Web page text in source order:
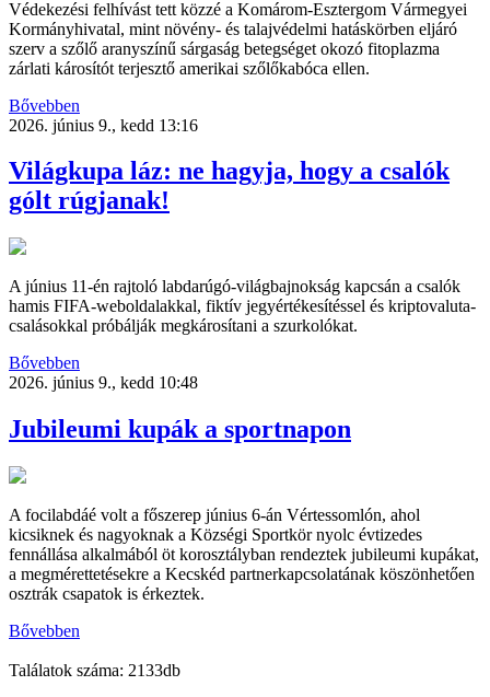
Védekezési felhívást tett közzé a Komárom-Esztergom Vármegyei
Kormányhivatal, mint növény- és talajvédelmi hatáskörben eljáró
szerv a szőlő aranyszínű sárgaság betegséget okozó fitoplazma
zárlati károsítót terjesztő amerikai szőlőkabóca ellen.
Bővebben
2026. június 9., kedd 13:16
Világkupa láz: ne hagyja, hogy a csalók
gólt rúgjanak!
A június 11-én rajtoló labdarúgó-világbajnokság kapcsán a csalók
hamis FIFA-weboldalakkal, fiktív jegyértékesítéssel és kriptovaluta-
csalásokkal próbálják megkárosítani a szurkolókat.
Bővebben
2026. június 9., kedd 10:48
Jubileumi kupák a sportnapon
A focilabdáé volt a főszerep június 6-án Vértessomlón, ahol
kicsiknek és nagyoknak a Községi Sportkör nyolc évtizedes
fennállása alkalmából öt korosztályban rendeztek jubileumi kupákat,
a megmérettetésekre a Kecskéd partnerkapcsolatának köszönhetően
osztrák csapatok is érkeztek.
Bővebben
Találatok száma: 2133db